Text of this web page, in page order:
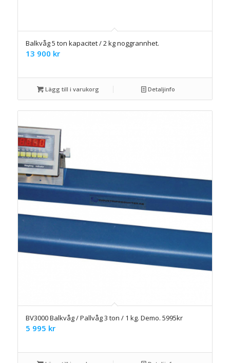
Balkvåg 5 ton kapacitet / 2 kg noggrannhet.
13 900 kr
Lägg till i varukorg Detaljinfo
BV3000 Balkvåg / Pallvåg 3 ton / 1 kg. Demo. 5995kr
5 995 kr